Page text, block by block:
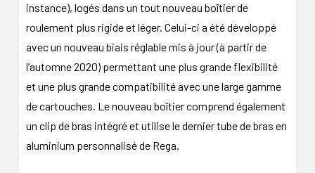
instance), logés dans un tout nouveau boîtier de
roulement plus rigide et léger. Celui-ci a été développé
avec un nouveau biais réglable mis à jour (à partir de
l’automne 2020) permettant une plus grande flexibilité
et une plus grande compatibilité avec une large gamme
de cartouches. Le nouveau boîtier comprend également
un clip de bras intégré et utilise le dernier tube de bras en
aluminium personnalisé de Rega.